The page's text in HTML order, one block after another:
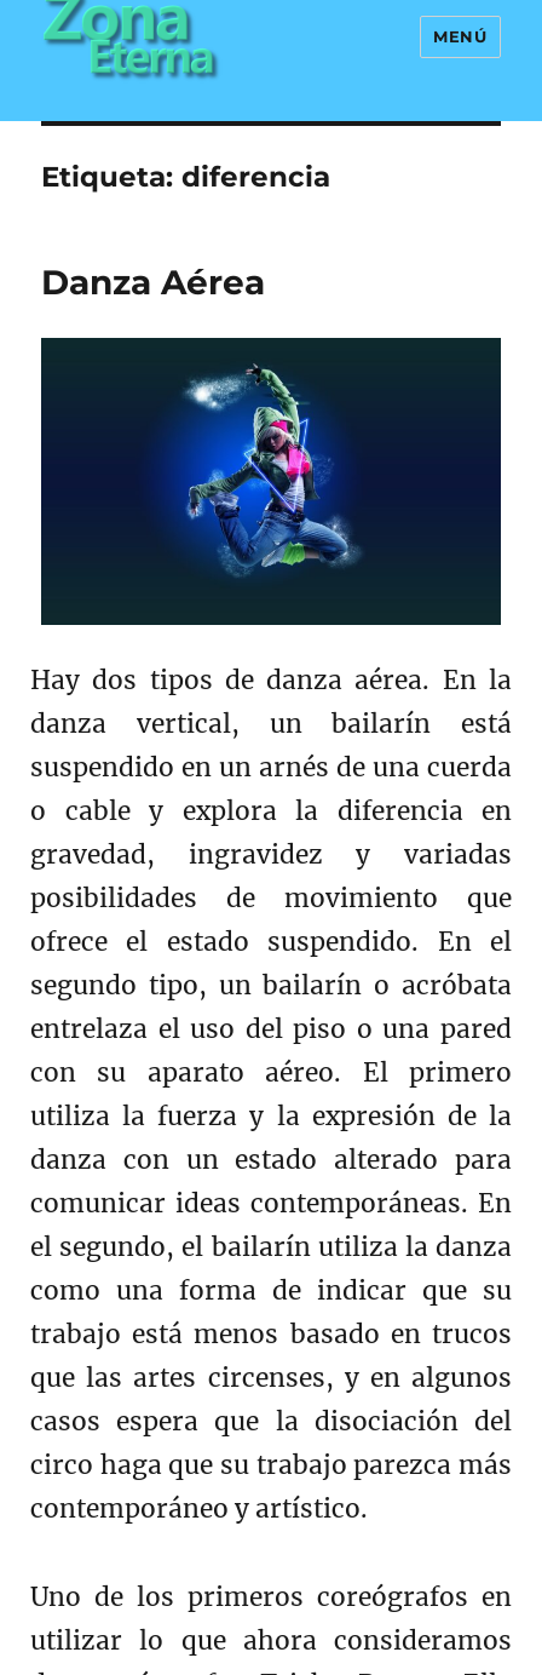
Zona Eterna
MENÚ
Etiqueta:diferencia
Danza Aérea
Hay dos tipos de danza aérea. En la
danza vertical, un bailarín está
suspendido en un arnés de una cuerda
o cable y explora la diferencia en
gravedad, ingravidez y variadas
posibilidades de movimiento que
ofrece el estado suspendido. En el
segundo tipo, un bailarín o acróbata
entrelaza el uso del piso o una pared
con su aparato aéreo. El primero
utiliza la fuerza y ​​la expresión de la
danza con un estado alterado para
comunicar ideas contemporáneas. En
el segundo, el bailarín utiliza la danza
como una forma de indicar que su
trabajo está menos basado en trucos
que las artes circenses, y en algunos
casos espera que la disociación del
circo haga que su trabajo parezca más
contemporáneo y artístico.
Uno de los primeros coreógrafos en
utilizar lo que ahora consideramos